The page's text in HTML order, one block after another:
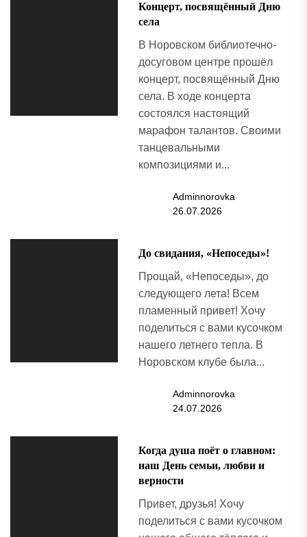
Концерт, посвящённый Дню
села
В Норовском библиотечно-
досуговом центре прошёл
концерт, посвящённый Дню
села. В ходе концерта
состоялся настоящий
марафон талантов. Своими
танцевальными
композициями и...
Adminnorovka
26.07.2026
До свидания, «Непоседы»!
Прощай, «Непоседы», до
следующего лета! Всем
пламенный привет! Хочу
поделиться с вами кусочком
нашего летнего тепла. В
Норовском клубе была...
Adminnorovka
24.07.2026
Когда душа поёт о главном:
наш День семьи, любви и
верности
Привет, друзья! Хочу
поделиться с вами кусочком